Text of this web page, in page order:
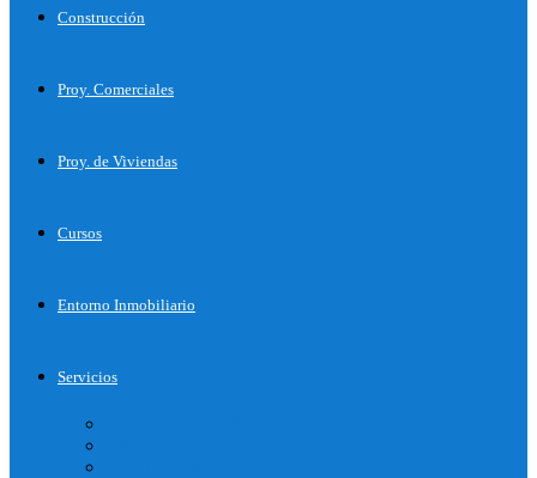
Construcción
Proy. Comerciales
Proy. de Viviendas
Cursos
Entorno Inmobiliario
Servicios